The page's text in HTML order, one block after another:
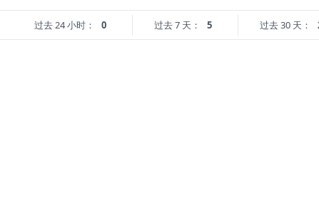
过去 24 小时： 0 过去 7 天： 5 过去 30 天：